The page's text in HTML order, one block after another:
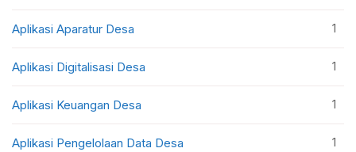
Aplikasi Aparatur Desa 1
Aplikasi Digitalisasi Desa 1
Aplikasi Keuangan Desa 1
Aplikasi Pengelolaan Data Desa 1